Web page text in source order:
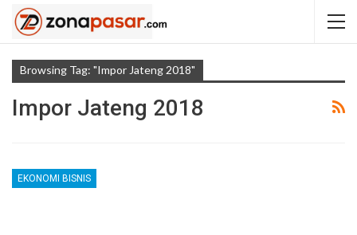
Browsing Tag: "Impor Jateng 2018"
Impor Jateng 2018
EKONOMI BISNIS